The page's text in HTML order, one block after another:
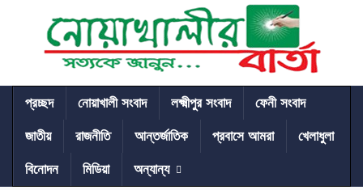
প্রচ্ছদ নোয়াখালী সংবাদ লক্ষ্মীপুর সংবাদ ফেনী সংবাদ
জাতীয় রাজনীতি আন্তর্জাতিক প্রবাসে আমরা খেলাধুলা
বিনোদন মিডিয়া অন্যান্য